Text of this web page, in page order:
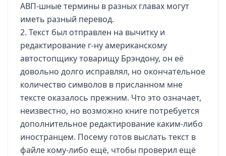
АВП-шные термины в разных главах могут
иметь разный перевод.
2. Текст был отправлен на вычитку и
редактирование г-ну американскому
автостопщику товарищу Брэндону, он её
довольно долго исправлял, но окончательное
количество символов в присланном мне
тексте оказалось прежним. Что это означает,
неизвестно, но возможно книге потребуется
дополнительное редактирование каким-либо
иностранцем. Посему готов выслать текст в
файле кому-либо ещё, чтобы проверил ещё